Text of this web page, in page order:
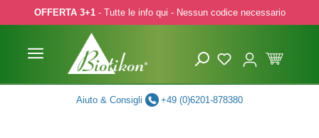
to main content
Skip to search
Skip to main navigation
OFFERTA 3+1- Tutte le info qui - Nessun codice necessario
Aiuto & Consigli +49 (0)6201-878380